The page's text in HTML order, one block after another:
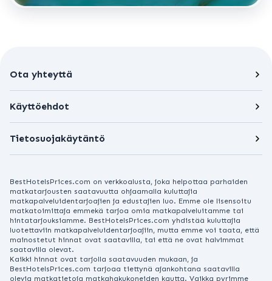
Ota yhteyttä
Käyttöehdot
Tietosuojakäytäntö
BestHotelsPrices.com on verkkoalusta, joka helpottaa parhaiden
matkatarjousten saatavuutta ohjaamalla kuluttajia
matkapalveluidentarjoajien ja edustajien luo. Emme ole lisensoitu
matkatoimittaja emmekä tarjoa omia matkapalveluitamme tai
hintatarjouksiamme. BestHotelsPrices.com yhdistää kuluttajia
luotettaviin matkapalveluidentarjoajiin, mutta emme voi taata, että
mainostetut hinnat ovat saatavilla, tai että ne ovat halvimmat
saatavilla olevat.
Kaikki hinnat ovat tarjolla saatavuuden mukaan, ja
BestHotelsPrices.com tarjoaa tiettynä ajankohtana saatavilla
olevia matkatietoja matkahakukoneiden kautta. Vaikka pyrimme